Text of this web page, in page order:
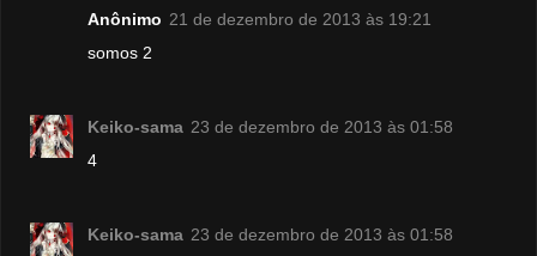
Anônimo 21 de dezembro de 2013 às 19:21
somos 2
Keiko-sama 23 de dezembro de 2013 às 01:58
4
Keiko-sama 23 de dezembro de 2013 às 01:58